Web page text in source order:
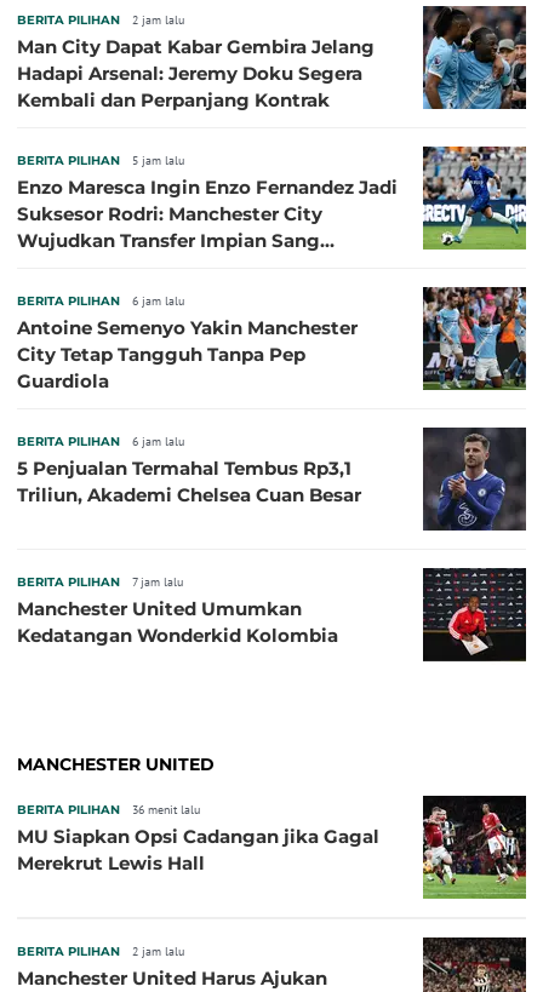
BERITA PILIHAN 2 jam lalu
Man City Dapat Kabar Gembira Jelang
Hadapi Arsenal: Jeremy Doku Segera
Kembali dan Perpanjang Kontrak
BERITA PILIHAN 5 jam lalu
Enzo Maresca Ingin Enzo Fernandez Jadi
Suksesor Rodri: Manchester City
Wujudkan Transfer Impian Sang
BERITA PILIHAN 6 jam lalu
Antoine Semenyo Yakin Manchester
City Tetap Tangguh Tanpa Pep
Guardiola
BERITA PILIHAN 6 jam lalu
5 Penjualan Termahal Tembus Rp3,1
Triliun, Akademi Chelsea Cuan Besar
BERITA PILIHAN 7 jam lalu
Manchester United Umumkan
Kedatangan Wonderkid Kolombia
MANCHESTER UNITED
BERITA PILIHAN 36 menit lalu
MU Siapkan Opsi Cadangan jika Gagal
Merekrut Lewis Hall
BERITA PILIHAN 2 jam lalu
Manchester United Harus Ajukan